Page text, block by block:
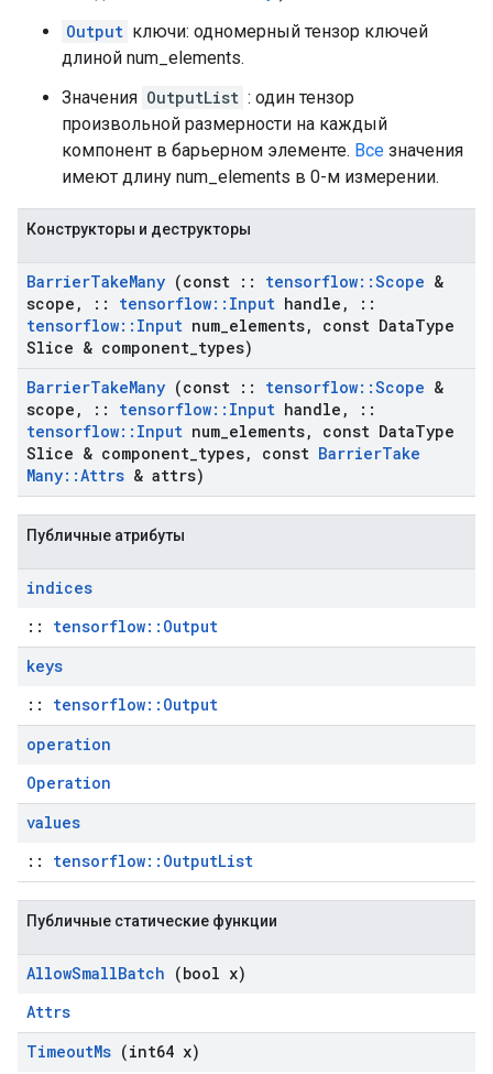
Output ключи: одномерный тензор ключей
длиной num_elements.
Значения OutputList : один тензор
произвольной размерности на каждый
компонент в барьерном элементе. Все значения
имеют длину num_elements в 0-м измерении.
Конструкторы и деструкторы
BarrierTakeMany (const :: tensorflow::Scope &
scope , :: tensorflow:: Input handle ,
::
tensorflow:: Input num elements, const DataType
Slice & component types)
BarrierTakeMany (const :: tensorflow::Scope &
scope , :: tensorflow:: Input handle ,
::
tensorflow:: Input num elements, const DataType
Slice & component types, const BarrierTake
Many::Attrs & attrs)
Публичные атрибуты
indices
:: tensorflow::Output
keys
:: tensorflow::Output
operation
Operation
values
:: tensorflow::OutputList
Публичные статические функции
AllowSmallBatch (bool x)
Attrs
TimeoutMs (int64 x)